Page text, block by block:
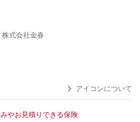
株式会社金春
アイコンについて
やお見積りできる保険